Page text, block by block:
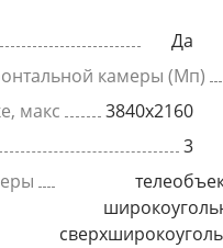
Да
камеры (Мп)
макс
3840x2160
3